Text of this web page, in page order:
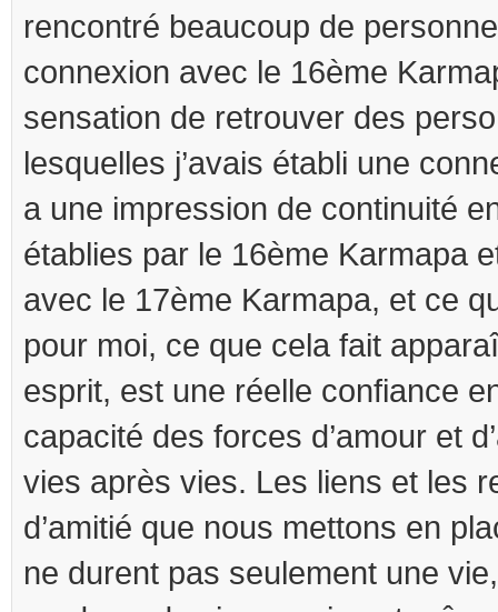
rencontré beaucoup de
connexion avec le 16ème
sensation de retrouver des
lesquelles j’avais établi une
a une impression de continuité
établies par le 16ème Karmapa
avec le 17ème Karmapa, et ce
pour moi, ce que cela fait
esprit, est une réelle confiance
capacité des forces d’amour et
vies après vies. Les liens et les
d’amitié que nous mettons en
ne durent pas seulement une